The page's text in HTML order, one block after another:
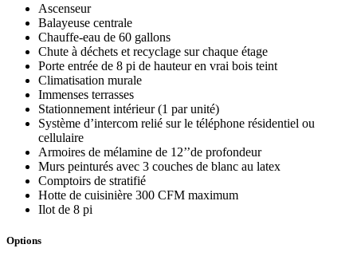
Ascenseur
Balayeuse centrale
Chauffe-eau de 60 gallons
Chute à déchets et recyclage sur chaque étage
Porte entrée de 8 pi de hauteur en vrai bois teint
Climatisation murale
Immenses terrasses
Stationnement intérieur (1 par unité)
Système d’intercom relié sur le téléphone résidentiel ou
cellulaire
Armoires de mélamine de 12’’de profondeur
Murs peinturés avec 3 couches de blanc au latex
Comptoirs de stratifié
Hotte de cuisinière 300 CFM maximum
Ilot de 8 pi
Options